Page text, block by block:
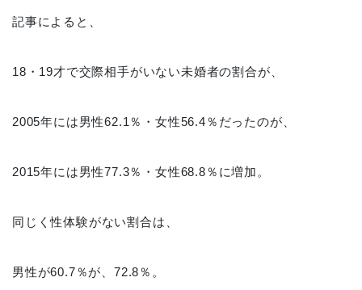
記事によると、
18・19才で交際相手がいない未婚者の割合が、
2005年には男性62.1％・女性56.4％だったのが、
2015年には男性77.3％・女性68.8％に増加。
同じく性体験がない割合は、
男性が60.7％が、72.8％。